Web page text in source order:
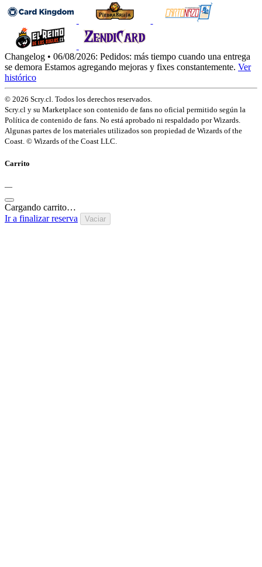
Changelog • 06/08/2026: Pedidos: más tiempo cuando una entrega
se demora Estamos agregando mejoras y fixes constantemente. Ver
histórico
© 2026 Scry.cl. Todos los derechos reservados.
Scry.cl y su Marketplace son contenido de fans no oficial permitido según la
Política de contenido de fans. No está aprobado ni respaldado por Wizards.
Algunas partes de los materiales utilizados son propiedad de Wizards of the
Coast. © Wizards of the Coast LLC.
Carrito
—
Cargando carrito…
Ir a finalizar reserva
Vaciar